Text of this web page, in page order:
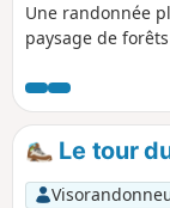
Une randonnée
paysage de
Le tour